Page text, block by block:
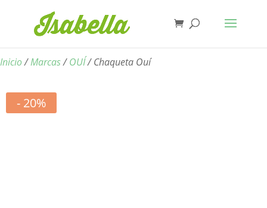
Inicio/Marcas/OUÍ/ Chaqueta Ouí
- 20%